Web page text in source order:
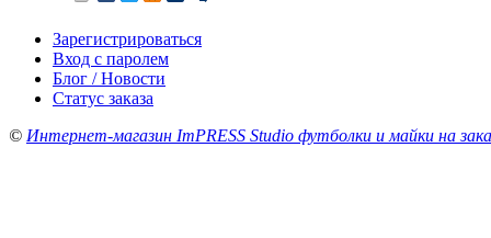
Зарегистрироваться
Вход с паролем
Блог / Новости
Статус заказа
© Интернет-магазин ImPRESS Studio футболки и майки на